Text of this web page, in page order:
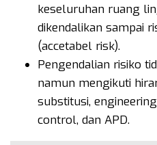
keseluruhan ruang
dikendalikan sampai
(accetabel risk).
Pengendalian risiko
namun mengikuti
substitusi,
control, dan APD.